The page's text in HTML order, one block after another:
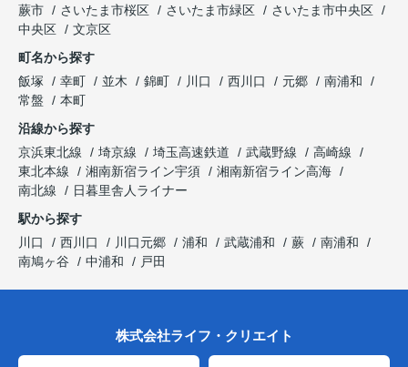
蕨市
さいたま市桜区 さいたま市緑区
さいたま市中央区
中央区
文京区
町名から探す
飯塚
幸町 並木 錦町 川口 西川口 元郷
南浦和
常盤
本町
沿線から探す
京浜東北線
埼京線 埼玉高速鉄道 武蔵野線
高崎線
東北本線
湘南新宿ライン宇須
湘南新宿ライン高海
南北線
日暮里舎人ライナー
駅から探す
川口
西川口 川口元郷 浦和 武蔵浦和 蕨
南浦和
南鳩ヶ谷
中浦和 戸田
株式会社ライフ・クリエイト